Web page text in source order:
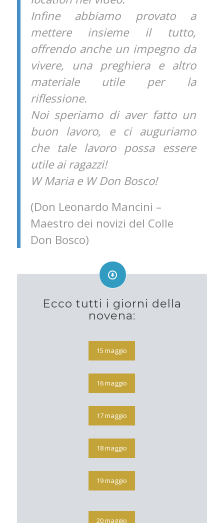
Infine abbiamo provato a
mettere insieme il tutto,
offrendo anche un impegno da
vivere, una preghiera e altro
materiale utile per la
riflessione.
Noi speriamo di aver fatto un
buon lavoro, e ci auguriamo
che tale lavoro possa essere
utile ai ragazzi!
W Maria e W Don Bosco!
(Don Leonardo Mancini –
Maestro dei novizi del Colle
Don Bosco)
Ecco tutti i giorni della
novena:
15 maggio
16 maggio
17 maggio
18 maggio
19 maggio
20 maggio